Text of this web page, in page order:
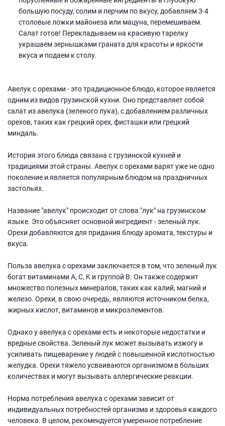
большую посуду, солим и перчим по вкусу, добавляем 3-4
столовые ложки майонеза или мацуна, перемешиваем.
Салат готов! Перекладываем на красивую тарелку
украшаем зернышками граната для красоты и яркости
вкуса и подаем к столу.
Авелук с орехами - это традиционное блюдо, которое является
одним из видов грузинской кухни. Оно представляет собой
салат из авелука (зеленого лука), с добавлением различных
орехов, таких как грецкий орех, фисташки или грецкий
миндаль.
История этого блюда связана с грузинской кухней и
традициями этой страны. Авелук с орехами варят уже не одно
поколение и является популярным блюдом на праздничных
застольях.
Название "авелук" происходит от слова "лук" на грузинском
языке. Это объясняет основной ингредиент - зеленый лук.
Орехи добавляются для придания блюду аромата, текстуры и
вкуса.
Польза авелука с орехами заключается в том, что зеленый лук
богат витаминами A, C, K и группой В. Он также содержит
множество полезных минералов, таких как калий, магний и
железо. Орехи, в свою очередь, являются источником белка,
жирных кислот, витаминов и микроэлементов.
Однако у авелука с орехами есть и некоторые недостатки и
вредные свойства. Зеленый лук может вызывать изжогу и
усиливать пищеварение у людей с повышенной кислотностью
желудка. Орехи тяжело усваиваются организмом в больших
количествах и могут вызывать аллергические реакции.
Норма потребления авелука с орехами зависит от
индивидуальных потребностей организма и здоровья каждого
человека. В целом, рекомендуется умеренное потребление